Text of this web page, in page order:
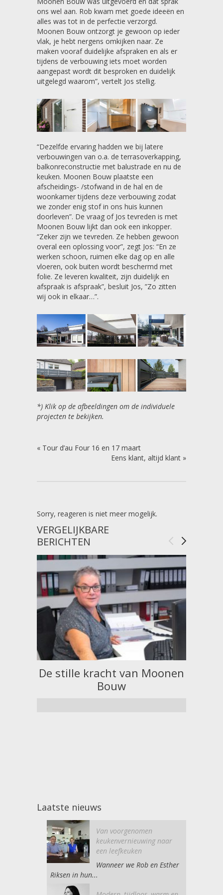
ons wel aan. Rob kwam met goede ideeën en
alles was tot in de perfectie verzorgd.
Moonen Bouw ontzorgt je gewoon op ieder
vlak, je hebt nergens omkijken naar. Ze
maken vooraf duidelijke afspraken en als er
tijdens de verbouwing iets moet worden
aangepast wordt dit besproken en duidelijk
uitgelegd waarom”, vertelt Jos stellig.
“Dezelfde ervaring hadden we bij latere
verbouwingen van o.a. de terrasoverkapping,
balkonreconstructie met balustrade en nu de
keuken. Moonen Bouw plaatste een
afscheidings- /stofwand in de hal en de
woonkamer tijdens deze verbouwing zodat
we zonder enig stof in ons huis kunnen
doorleven”. De vraag of Jos tevreden is met
Moonen Bouw lijkt dan ook een inkopper.
“Zeker zijn we tevreden. Ze hebben gewoon
overal een oplossing voor”, zegt Jos: “En ze
werken schoon, ruimen elke dag op en alle
vloeren, ook buiten wordt beschermd met
folie. Ze leveren kwaliteit, zijn duidelijk en
afspraak is afspraak”, besluit Jos, ”Zo zitten
wij ook in elkaar…”.
*) Klik op de afbeeldingen om de individuele
projecten te bekijken.
« Tour d’au Four 16 en 17 maart
Eens klant, altijd klant »
Sorry, reageren is niet meer mogelijk.
VERGELIJKBARE
BERICHTEN
De stille kracht van Moonen
Bouw
Laatste nieuws
Van voorgenomen
keukenvernieuwing naar
een leefkeuken
Wanneer we Rob en Esther
Riksen in hun...